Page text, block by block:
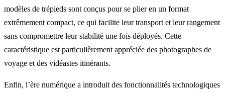
modèles de trépieds sont conçus pour se plier en un format
extrêmement compact, ce qui facilite leur transport et leur rangement
sans compromettre leur stabilité une fois déployés. Cette
caractéristique est particulièrement appréciée des photographes de
voyage et des vidéastes itinérants.
Enfin, l’ère numérique a introduit des fonctionnalités technologiques